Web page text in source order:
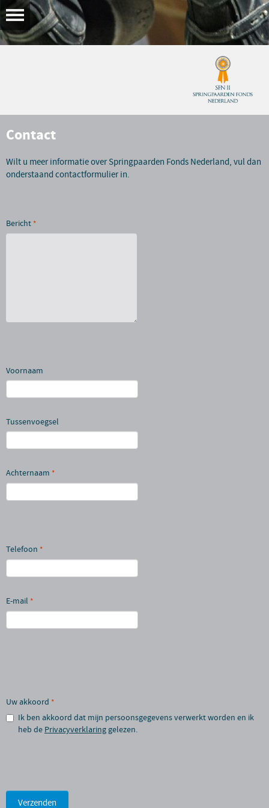
Contact
Wilt u meer informatie over Springpaarden Fonds Nederland, vul dan
onderstaand contactformulier in.
Bericht *
Voornaam
Tussenvoegsel
Achternaam *
Telefoon *
E-mail *
Uw akkoord *
Ik ben akkoord dat mijn persoonsgegevens verwerkt worden en ik
heb de Privacyverklaring gelezen.
Verzenden